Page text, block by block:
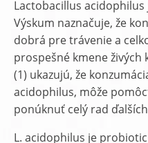
Lactobacillus
Výskum naznačuje, že
dobrá pre trávenie a
prospešné kmene živých
(1) ukazujú, že
acidophilus, môže
ponúknuť celý rad
L. acidophilus je